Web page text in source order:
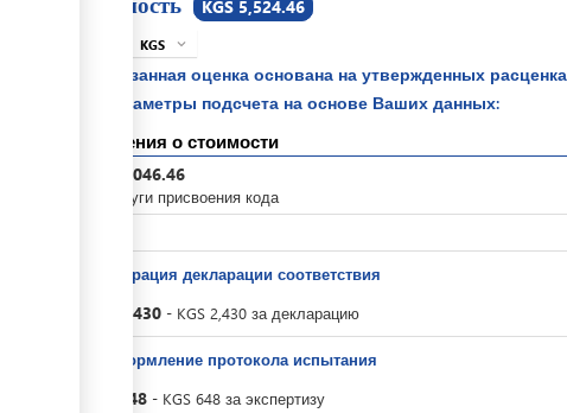
KGS 5,524.46
KGS expand_more
Указанная оценка основана на утвержденных
параметры подсчета на основе Ваших данных:
Сведения о стоимости
2,046.46
За услуги присвоения кода
Регистрация декларации соответствия
2,430 - KGS 2,430 за декларацию
За оформление протокола испытания
648 - KGS 648 за экспертизу